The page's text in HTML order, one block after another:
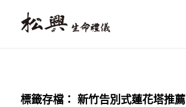
標籤存檔： 新竹告別式蓮花塔推薦